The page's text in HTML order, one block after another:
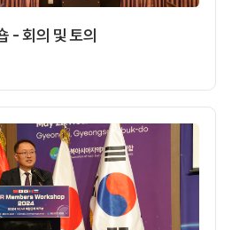
- 회의 및 토의